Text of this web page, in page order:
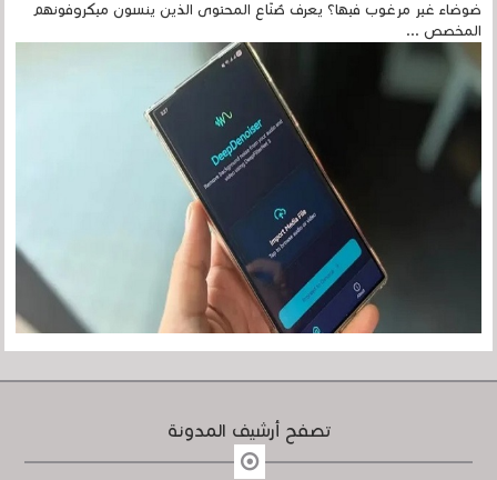
ضوضاء غير مرغوب فيها؟ يعرف صُنّاع المحتوى الذين ينسون ميكروفونهم
المخصص ...
تصفح أرشيف المدونة